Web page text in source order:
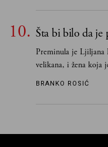
Šta bi bilo da je
Preminula je Ljiljana
velikana, i žena koja
vodila računa o
BRANKO ROSIĆ